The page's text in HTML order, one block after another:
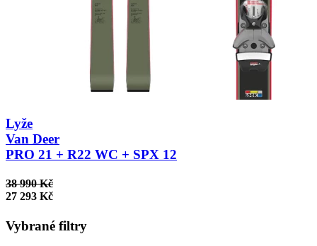
Lyže
Van Deer
PRO 21 + R22 WC + SPX 12
38 990 Kč
27 293 Kč
Vybrané filtry